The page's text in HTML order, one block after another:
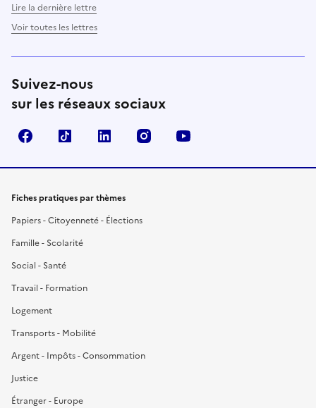
Lire la dernière lettre
Voir toutes les lettres
Suivez-nous
sur les réseaux sociaux
FacebookTikTok LinkedIn Instagram
Fiches pratiques par thèmes
Papiers - Citoyenneté - Élections
Famille - Scolarité
Social - Santé
Travail - Formation
Logement
Transports - Mobilité
Argent - Impôts - Consommation
Justice
Étranger - Europe